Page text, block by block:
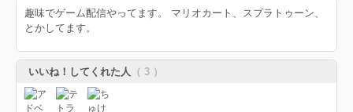
趣味でゲーム配信やってます。 マリオカート、スプラトゥーン、
とかしてます。
いいね！してくれた人 （ 3 ）